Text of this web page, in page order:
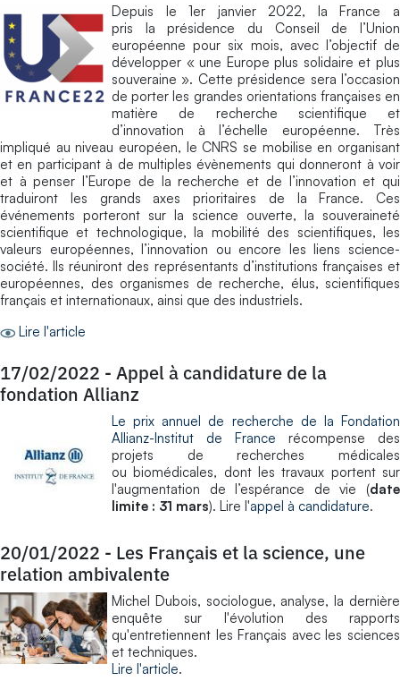
Depuis le 1er janvier 2022, la France a
pris la présidence du Conseil de l’Union
européenne pour six mois, avec l’objectif de
développer « une Europe plus solidaire et plus
souveraine ». Cette présidence sera l’occasion
de porter les grandes orientations françaises en
matière de recherche scientifique et
d’innovation à l’échelle européenne. Très
impliqué au niveau européen, le CNRS se mobilise en organisant
et en participant à de multiples évènements qui donneront à voir
et à penser l’Europe de la recherche et de l’innovation et qui
traduiront les grands axes prioritaires de la France. Ces
événements porteront sur la science ouverte, la souveraineté
scientifique et technologique, la mobilité des scientifiques, les
valeurs européennes, l’innovation ou encore les liens science-
société. Ils réuniront des représentants d’institutions françaises et
européennes, des organismes de recherche, élus, scientifiques
français et internationaux, ainsi que des industriels.
Lire l'article
17/02/2022 - Appel à candidature de la
fondation Allianz
Le prix annuel de recherche de la Fondation
Allianz-Institut de France récompense des
projets de recherches médicales
ou biomédicales, dont les travaux portent sur
l'augmentation de l’espérance de vie (date
limite : 31 mars). Lire l'appel à candidature.
20/01/2022 - Les Français et la science, une
relation ambivalente
Michel Dubois, sociologue, analyse, la dernière
enquête sur l'évolution des rapports
qu'entretiennent les Français avec les sciences
et techniques.
Lire l'article.